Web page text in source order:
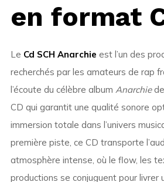
en format
Le Cd SCH Anarchie est l’un des
recherchés par les amateurs de rap
l’écoute du célèbre album Anarchiede
CD qui garantit une qualité sonore
immersion totale dans l’univers
première piste, ce CD transporte
atmosphère intense, où le flow, les
productions se conjuguent pour livrer